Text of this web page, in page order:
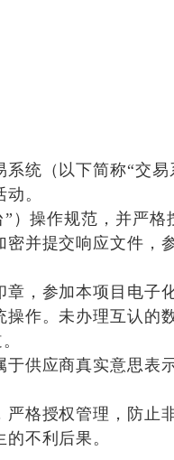
统（以下简称“交易
。
）操作规范，并严格
并提交响应文件，
，参加本项目电子
作。未办理互认的
供应商真实意思表
格授权管理，防止
不利后果。